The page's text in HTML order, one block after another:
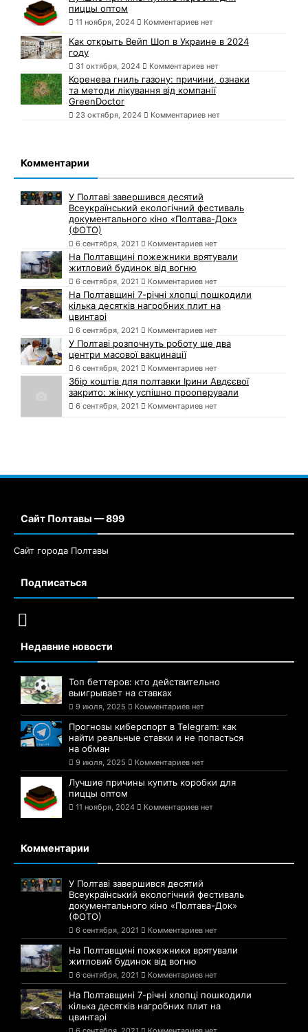
пиццы оптом
11 ноября, 2024 Комментариев нет
Как открыть Вейп Шоп в Украине в 2024
году
31 октября, 2024 Комментариев нет
Коренева гниль газону: причини, ознаки
та методи лікування від компанії
GreenDoctor
23 октября, 2024 Комментариев нет
Комментарии
У Полтаві завершився десятий
Всеукраїнський екологічний фестиваль
документального кіно «Полтава-Док»
(ФОТО)
6 сентября, 2021 Комментариев нет
На Полтавщині пожежники врятували
житловий будинок від вогню
6 сентября, 2021 Комментариев нет
На Полтавщині 7-річні хлопці пошкодили
кілька десятків нагробних плит на
цвинтарі
6 сентября, 2021 Комментариев нет
У Полтаві розпочнуть роботу ще два
центри масової вакцинації
6 сентября, 2021 Комментариев нет
Збір коштів для полтавки Ірини Авдєєвої
закрито: жінку успішно прооперували
6 сентября, 2021 Комментариев нет
Сайт Полтавы — 899
Сайт города Полтавы
Подписаться
Недавние новости
Топ беттеров: кто действительно
выигрывает на ставках
9 июля, 2025 Комментариев нет
Прогнозы киберспорт в Telegram: как
найти реальные ставки и не попасться
на обман
9 июля, 2025 Комментариев нет
Лучшие причины купить коробки для
пиццы оптом
11 ноября, 2024 Комментариев нет
Комментарии
У Полтаві завершився десятий
Всеукраїнський екологічний фестиваль
документального кіно «Полтава-Док»
(ФОТО)
6 сентября, 2021 Комментариев нет
На Полтавщині пожежники врятували
житловий будинок від вогню
6 сентября, 2021 Комментариев нет
На Полтавщині 7-річні хлопці пошкодили
кілька десятків нагробних плит на
цвинтарі